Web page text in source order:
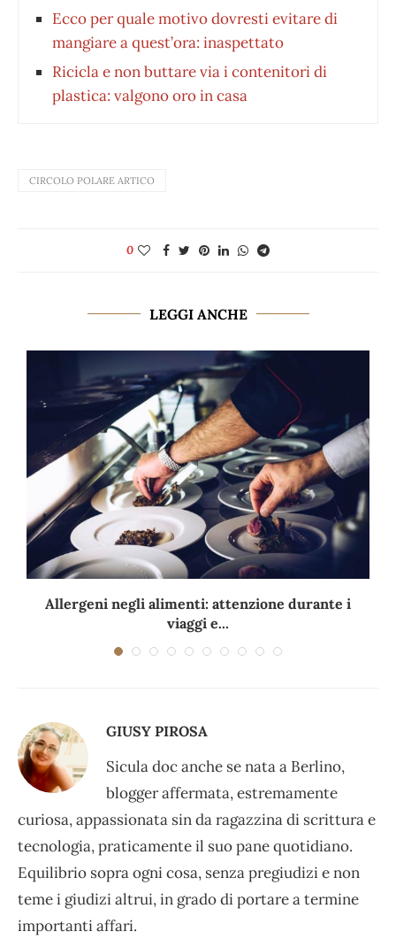
Ecco per quale motivo dovresti evitare di
mangiare a quest’ora: inaspettato
Ricicla e non buttare via i contenitori di
plastica: valgono oro in casa
CIRCOLO POLARE ARTICO
0
LEGGI ANCHE
Allergeni negli alimenti: attenzione durante i
viaggi e...
GIUSY PIROSA
Sicula doc anche se nata a Berlino,
blogger affermata, estremamente
curiosa, appassionata sin da ragazzina di scrittura e
tecnologia, praticamente il suo pane quotidiano.
Equilibrio sopra ogni cosa, senza pregiudizi e non
teme i giudizi altrui, in grado di portare a termine
importanti affari.